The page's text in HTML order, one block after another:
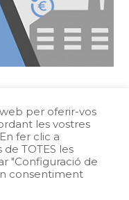
per oferir-vos
les vostres
fer clic a
TOTES les
"Configuració de
consentiment